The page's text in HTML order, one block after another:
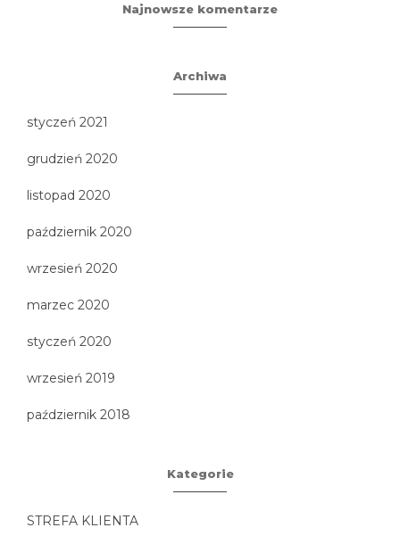
Najnowsze komentarze
Archiwa
styczeń 2021
grudzień 2020
listopad 2020
październik 2020
wrzesień 2020
marzec 2020
styczeń 2020
wrzesień 2019
październik 2018
Kategorie
STREFA KLIENTA